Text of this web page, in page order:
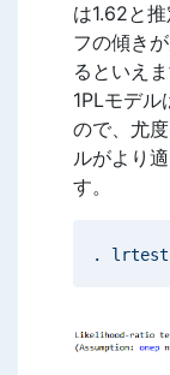
は1.62と
フの傾き
るといえま
1PLモデ
ので、尤
ルがより
す。
. lrtest